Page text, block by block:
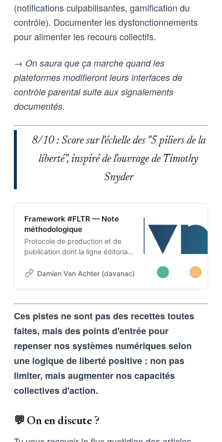
(notifications culpabilisantes, gamification du
contrôle). Documenter les dysfonctionnements
pour alimenter les recours collectifs.
→ On saura que ça marche quand les
plateformes modifieront leurs interfaces de
contrôle parental suite aux signalements
documentés.
8/10 : Score sur l'échelle des "5 piliers de la
liberté", inspiré de l'ouvrage de Timothy
Snyder
Framework #FLTR — Note
méthodologique
Protocole de production et de
publication dont la ligne éditoriale
projet. Cette architecture auto-
techniques, imposées tant aux
outils d’intelligence artificielle
et vice-versa
Damien Van Achter (davanac) Damien Van Achter
Ces pistes ne sont pas des recettes toutes
faites, mais des points d'entrée pour
repenser nos systèmes numériques selon
une logique de liberté positive : non pas
limiter, mais augmenter nos capacités
collectives d'action.
💬 On en discute ?